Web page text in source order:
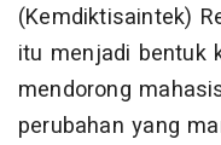
(Kemdiktisaintek)
itu menjadi bentuk
mendorong
perubahan yang